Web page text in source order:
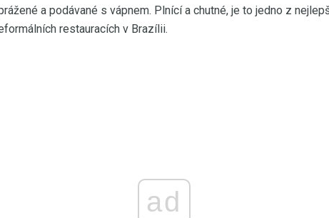
a podávané s vápnem. Plnící a chutné, je to jedno z
restauracích v Brazílii.
ad